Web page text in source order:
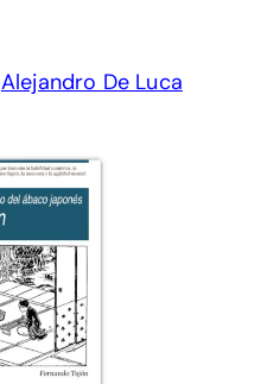
Alejandro De Luca